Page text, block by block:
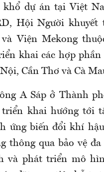
khổ dự án tại Việt
Hội Người khuyết
Viện Mekong
khai các hợp
Cần Thơ và Cà
A Sáp ở Thành
triển khai hướng tới
ứng biến đổi khí
thông qua bảo vệ
và phát triển mô